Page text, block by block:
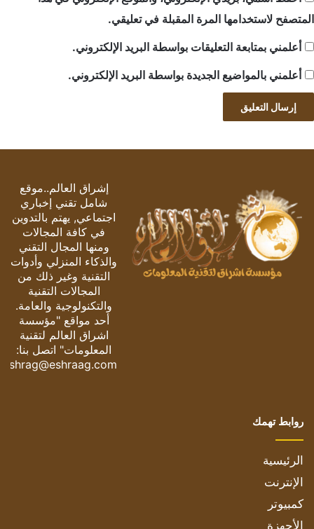
المتصفح لاستخدامها المرة المقبلة في تعليقي.
أعلمني بمتابعة التعليقات بواسطة البريد الإلكتروني.
أعلمني بالمواضيع الجديدة بواسطة البريد الإلكتروني.
إشراق العالم..موقع
شامل تقني إخباري
اجتماعي, يهتم بالتدوين
في كافة المجالات
ومنها المجال التقني
والذكاء المنزلي وأدوات
التقنية وغير ذلك من
المجالات التقنية
والتكنولوجية والعامة.
أحد مواقع "مؤسسة
اشراق العالم لتقنية
المعلومات" اتصل بنا:
eshrag@eshraag.com
روابط تهمك
الرئيسية
الإنترنت
كمبيوتر
الأجهزة